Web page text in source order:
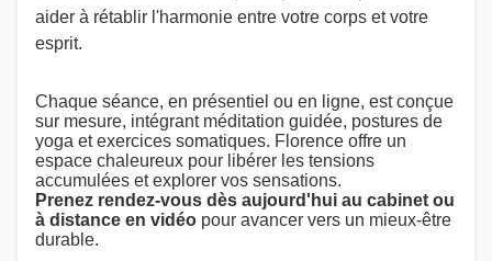
aider à rétablir l'harmonie entre votre corps et votre
esprit.
Chaque séance, en présentiel ou en ligne, est conçue
sur mesure, intégrant méditation guidée, postures de
yoga et exercices somatiques. Florence offre un
espace chaleureux pour libérer les tensions
accumulées et explorer vos sensations.
Prenez rendez-vous dès aujourd'hui au cabinet ou
à distance en vidéo pour avancer vers un mieux-être
durable.